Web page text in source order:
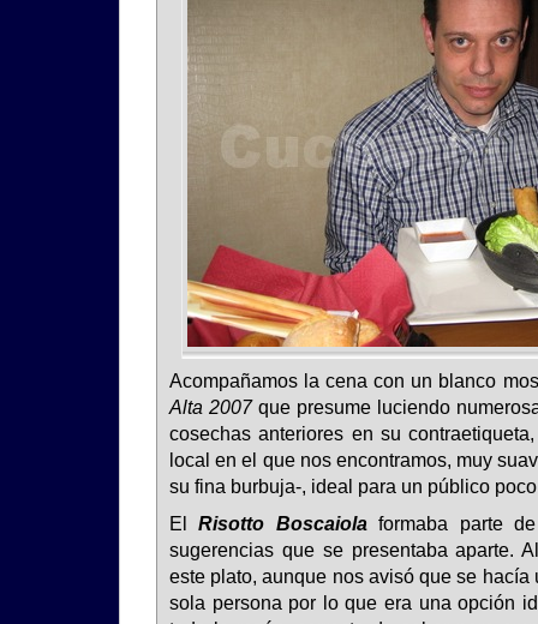
Acompañamos la cena con un blanco
Alta 2007que presume luciendo
cosechas anteriores en su
local en el que nos encontramos, muy
su fina burbuja-, ideal para un público
ElRisotto Boscaiolaformaba parte
sugerencias que se presentaba aparte.
este plato, aunque nos avisó que se hacía
sola persona por lo que era una opción